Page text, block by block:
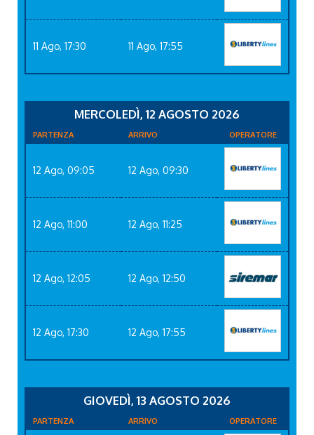
11 Ago, 17:30 11 Ago, 17:55
MERCOLEDÌ, 12 AGOSTO 2026
PARTENZA ARRIVO OPERATORE
12 Ago, 09:05 12 Ago, 09:30
12 Ago, 11:00 12 Ago, 11:25
12 Ago, 12:05 12 Ago, 12:50
12 Ago, 17:30 12 Ago, 17:55
GIOVEDÌ, 13 AGOSTO 2026
PARTENZA ARRIVO OPERATORE